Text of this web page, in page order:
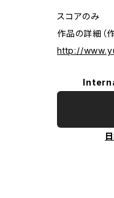
スコアのみ
作品の詳細（
http://